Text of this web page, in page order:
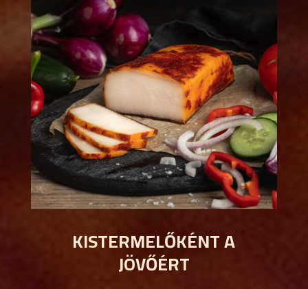
KISTERMELŐKÉNT A
JÖVŐÉRT